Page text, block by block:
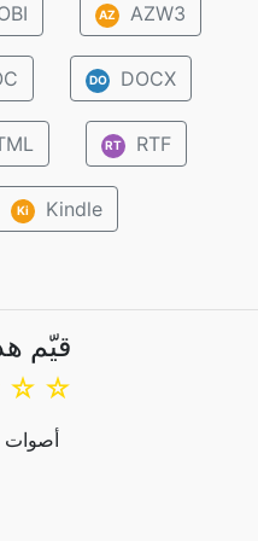
AZ AZW3
DO DOCX
RT RTF
Ki Kindle
قيّم
☆
☆
أصوات